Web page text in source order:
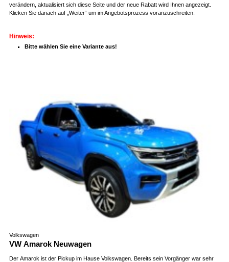
verändern, aktualisiert sich diese Seite und der neue Rabatt wird Ihnen angezeigt.
Klicken Sie danach auf „Weiter“ um im Angebotsprozess voranzuschreiten.
Hinweis:
Bitte wählen Sie eine Variante aus!
Volkswagen
VW Amarok Neuwagen
Der Amarok ist der Pickup im Hause Volkswagen. Bereits sein Vorgänger war sehr